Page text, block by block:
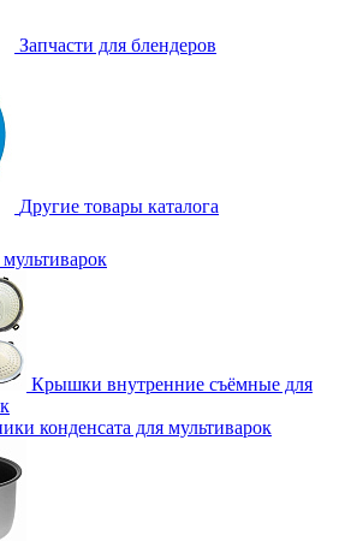
Запчасти для блендеров
Другие товары каталога
Крышки внутренние съёмные для
конденсата для мультиварок